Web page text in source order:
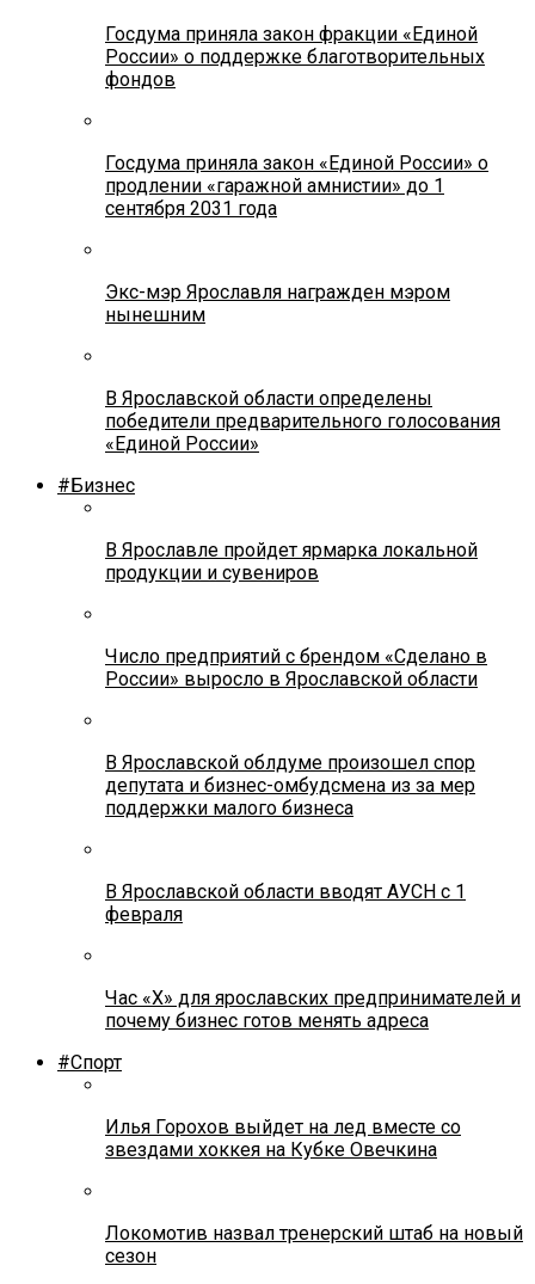
Госдума приняла закон фракции «Единой
России» о поддержке благотворительных
фондов
Госдума приняла закон «Единой России» о
продлении «гаражной амнистии» до 1
сентября 2031 года
Экс-мэр Ярославля награжден мэром
нынешним
В Ярославской области определены
победители предварительного голосования
«Единой России»
#Бизнес
В Ярославле пройдет ярмарка локальной
продукции и сувениров
Число предприятий с брендом «Сделано в
России» выросло в Ярославской области
В Ярославской облдуме произошел спор
депутата и бизнес-омбудсмена из за мер
поддержки малого бизнеса
В Ярославской области вводят АУСН с 1
февраля
Час «Х» для ярославских предпринимателей и
почему бизнес готов менять адреса
#Спорт
Илья Горохов выйдет на лед вместе со
звездами хоккея на Кубке Овечкина
Локомотив назвал тренерский штаб на новый
сезон